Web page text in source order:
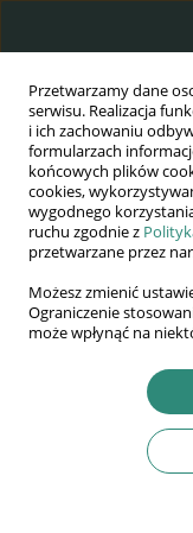
Przetwarzamy dane
serwisu. Realizacja
i ich zachowaniu
formularzach
końcowych plików
cookies,
wygodnego
ruchu zgodnie z
przetwarzane przez
Możesz zmienić
Ograniczenie
może wpłynąć na
AWSGE
Akademia
WSGE
im. Alcide De
Słowo